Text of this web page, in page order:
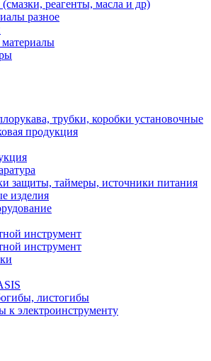
реагенты, масла и др)
разное
трубки, коробки установочные
продукция
защиты, таймеры, источники питания
изделия
инструмент
инструмент
листогибы
к электроинструменту